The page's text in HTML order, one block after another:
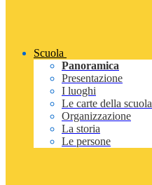
Scuola
Panoramica
Presentazione
I luoghi
Le carte della scuola
Organizzazione
La storia
Le persone